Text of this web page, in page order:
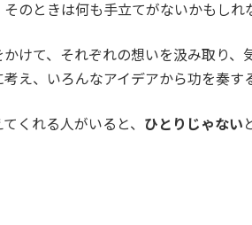
のときは何も手立てがないかもしれ
かけて、それぞれの想いを汲み取り
え、いろんなアイデアから功を奏す
くれる人がいると、 ひとりじゃない